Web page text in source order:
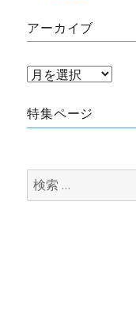
アーカイブ
ア
カ
特集ページ
検
索: